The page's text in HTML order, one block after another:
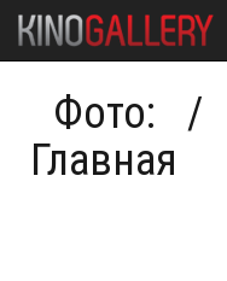
Фото:
Главная
/